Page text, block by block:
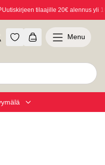
tilaajille 20€ alennus yli
Menu